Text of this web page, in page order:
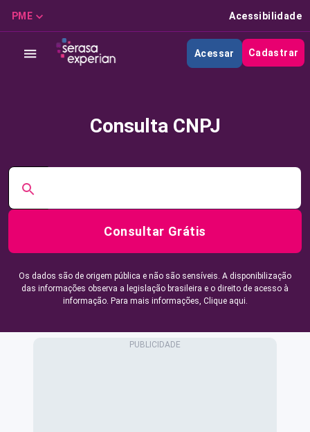
PME Acessibilidade
Acessar Cadastrar
Consulta CNPJ
Consultar Grátis
Os dados são de origem pública e não são sensíveis. A disponibilização
das informações observa a legislação brasileira e o direito de acesso à
informação. Para mais informações, Clique aqui.